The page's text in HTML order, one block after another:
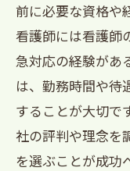
西宮市で
訪問看護
法
訪問看護
西宮市
訪問看護
前に必要な資格や
看護師には看護師
急対応の経験があ
は、勤務時間や待
することが大切で
社の評判や理念を
を選ぶことが成功